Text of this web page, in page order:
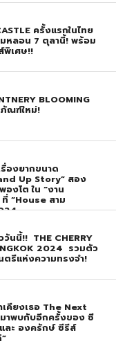
ครั้งแรกในไทย
หลอน 7 ตุลานี้! พร้อม
พิเศษ!!
BLOOMING
ภัณฑ์ใหม่!
รื่องยากขนาด
Up Story” สอง
องโต ใน “งาน
“House สาม
นนี้!! THE CHERRY
2024 รวมตัว
รีแห่งความทรงจำ!
คียงเธอ The Next
าพบกับอีกครั้งของ ซี
ละ องครักษ์ ซีรีส์